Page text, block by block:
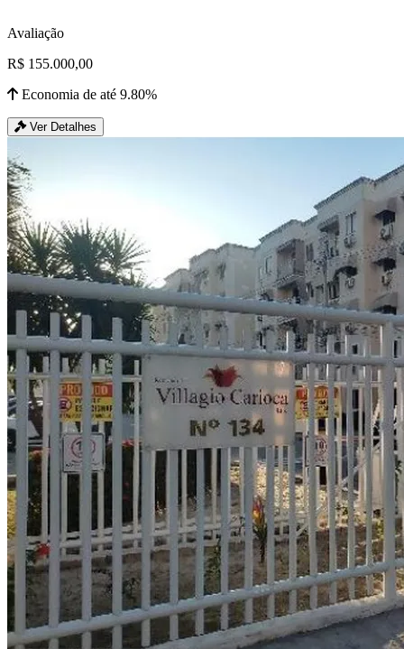
Avaliação
R$ 155.000,00
Economia de até 9.80%
Ver Detalhes